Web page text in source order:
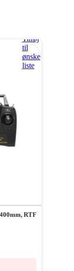
Tilføj
til
ønske
liste
RTF